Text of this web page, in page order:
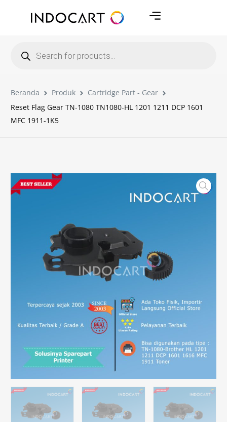
Beranda Produk
Cartridge Part - Gear
Reset Flag Gear TN-1080 TN1080-HL 1201 1211 DCP 1601
MFC 1911-1K5